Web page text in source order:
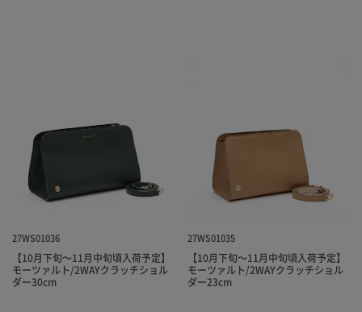
27WS01036
【10月下旬～11月中旬頃入荷予定】
モーツァルト/2WAYクラッチショル
ダー30cm
27WS01035
【10月下旬～11月中旬頃入荷予定】
モーツァルト/2WAYクラッチショル
ダー23cm